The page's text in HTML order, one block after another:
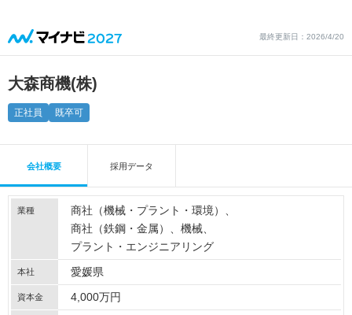
最終更新日：2026/4/20
大森商機(株)
正社員 既卒可
会社概要 採用データ
業種
商社（機械・プラント・環境）
商社（鉄鋼・金属）
機械
プラント・エンジニアリング
本社 愛媛県
資本金 4,000万円